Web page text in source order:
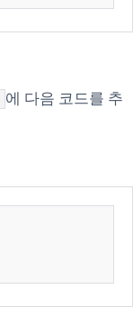
에 다음 코드를 추